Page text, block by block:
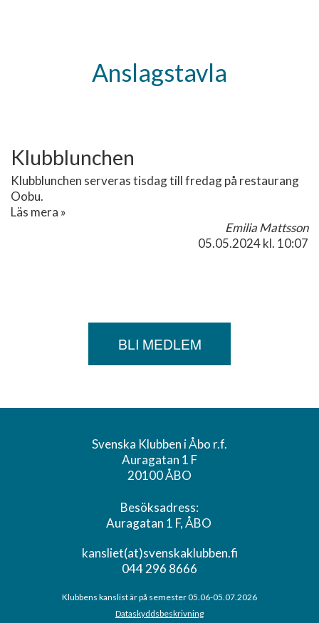
Anslagstavla
Klubblunchen
Klubblunchen serveras tisdag till fredag på restaurang
Oobu.
Läs mera »
Emilia Mattsson
05.05.2024kl. 10:07
BLI MEDLEM
Svenska Klubben i Åbo r.f.
Auragatan 1 F
20100 ÅBO
Besöksadress:
Auragatan 1 F, ÅBO
kansliet(at)svenskaklubben.fi
044 296 8666
Klubbens kanslist är på semester 05.06-05.07.2026
Dataskyddsbeskrivning